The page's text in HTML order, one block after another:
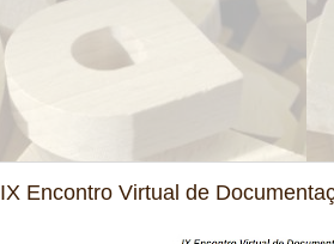
IX Encontro Virtual de